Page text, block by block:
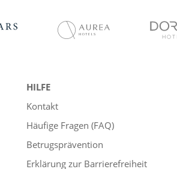
HILFE
Kontakt
Häufige Fragen (FAQ)
Betrugsprävention
Erklärung zur Barrierefreiheit